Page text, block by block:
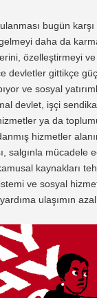
bugün
daha da
özelleştirmeyi ve
devletler gittikçe
ve sosyal
devlet, işçi
ya da
hizmetler
salgınla mücadele
kaynakları
ve sosyal
ulaşımın